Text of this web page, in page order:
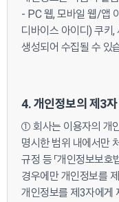
- PC 웹, 모바일 웹/앱
디바이스 아이디) 쿠키
생성되어 수집될 수 있
4. 개인정보의 제3자
① 회사는 이용자의 개
명시한 범위 내에서만
규정 등 「개인정보보
경우에만 개인정보를
개인정보를 제3자에게